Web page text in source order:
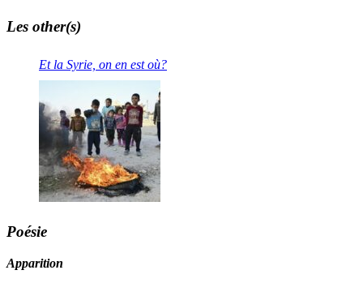
Les other(s)
Et la Syrie, on en est où?
Poésie
Apparition